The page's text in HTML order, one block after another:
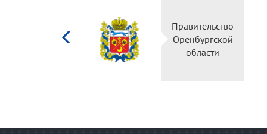
Министерство
культуры
Российской
федерации